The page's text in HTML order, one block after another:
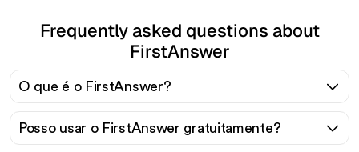
Frequently asked questions about
FirstAnswer
O que é o FirstAnswer?
Posso usar o FirstAnswer gratuitamente?